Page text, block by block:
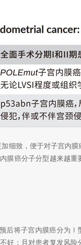
细致，便于对子宫内
膜癌分子分型越来越
预后将子宫内膜癌分为
好；且对患者复发风